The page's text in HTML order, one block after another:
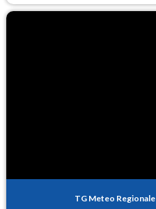
TG Meteo Regionale